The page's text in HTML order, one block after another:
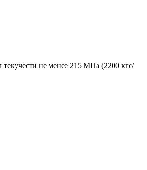
не менее 215 МПа (2200 кгс/